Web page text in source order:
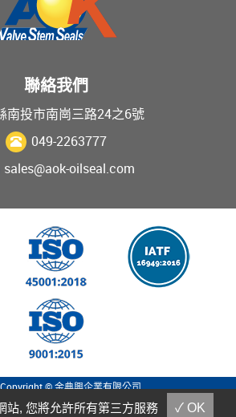
聯絡我們
南投市南崗三路24之6號
049-2263777
sales@aok-oilseal.com
© 金典興企業有限公司
Products | B2BManufactures|Market-Prospects
|
站, 您將允許所有第三方服務 ✓ OK